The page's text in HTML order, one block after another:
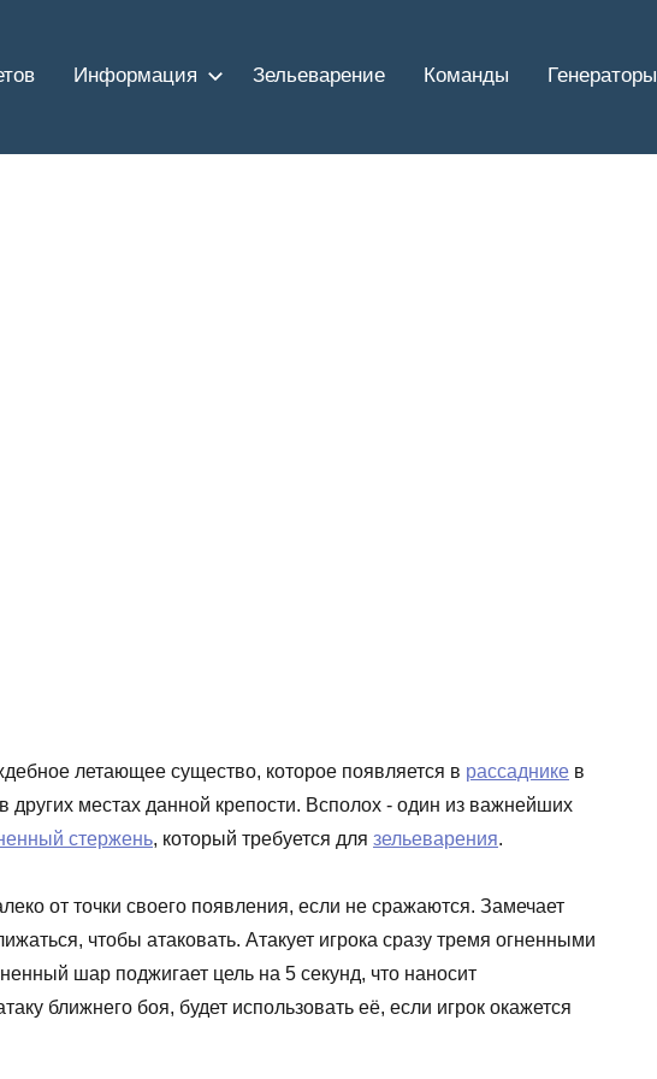
Информация Зельеварение Команды Генераторы
летающее существо, которое появляется в рассаднике в
других местах данной крепости. Всполох - один из важнейших
стержень, который требуется для зельеварения.
от точки своего появления, если не сражаются. Замечает
чтобы атаковать. Атакует игрока сразу тремя огненными
шар поджигает цель на 5 секунд, что наносит
ближнего боя, будет использовать её, если игрок окажется